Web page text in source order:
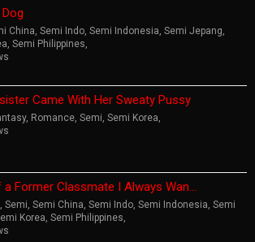
Dog
China, Semi Indo, Semi Indonesia, Semi Jepang,
, Semi Philippines,
Came With Her Sweaty Pussy
, Romance, Semi, Semi Korea,
Former Classmate I Always Wan…
, Semi, Semi China, Semi Indo, Semi Indonesia, Semi
Korea, Semi Philippines,